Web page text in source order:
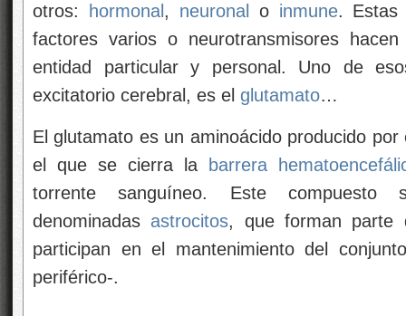
otros:
hormonal , neuronal o inmune. Estas
factores varios o neurotransmisores
entidad particular y personal. Uno de
excitatorio cerebral, es el glutamato…
El glutamato es un aminoácido producido
el que se cierra la
barrera
torrente sanguíneo. Este
denominadas astrocitos, que forman parte
participan en el mantenimiento del
periférico-.